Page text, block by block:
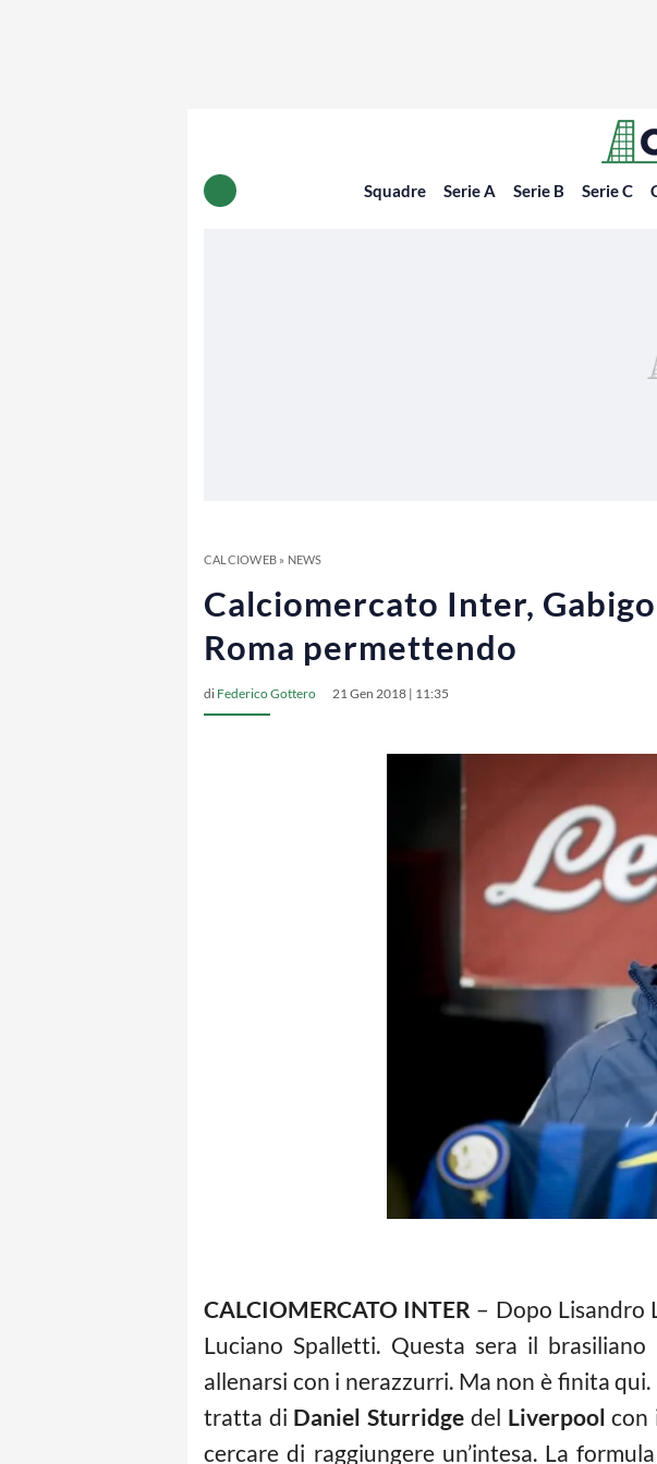
Squadre Serie A Serie B Serie C
CALCIOWEB» NEWS
Calciomercato Inter,
Roma permettendo
di Federico Gottero 21 Gen 2018 | 11:35
CALCIOMERCATO INTER – Dopo Lisandro
Luciano Spalletti. Questa sera il
allenarsi con i nerazzurri. Ma non è finita
tratta di Daniel Sturridge del Liverpool con
cercare di raggiungere un’intesa. La